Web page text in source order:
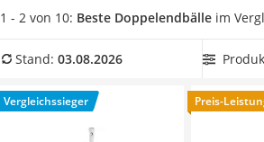
Nachtsichtgerät
Handgepäck-Koffer
Wanderschuhe Herren
Sicherheitsweste Reiten
dass es Bälle aus unterschiedlichen
Vergleichstabelle
doch gleich das für
ModellRingside DEB 5IN mit seinen
1 - 2 von 10: Beste Doppelendbälle im
Stand: 03.08.2026
Vergleichssieger Preis-